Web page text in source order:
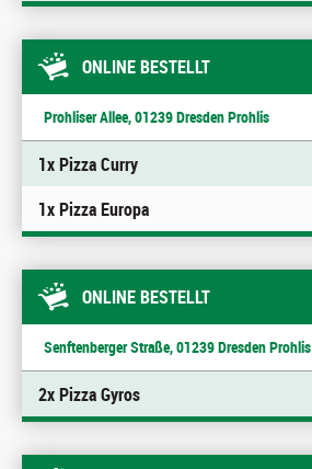
ONLINE BESTELLT
Prohliser Allee, 01239 Dresden Prohlis
1x Pizza Curry
1x Pizza Europa
ONLINE BESTELLT
Senftenberger Straße, 01239 Dresden Prohlis
2x Pizza Gyros